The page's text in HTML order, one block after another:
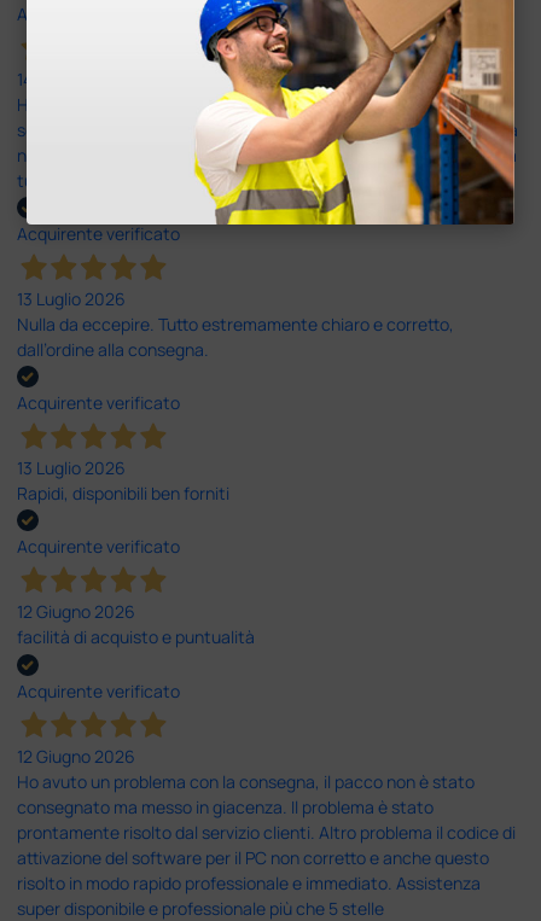
Acquirente verificato
14 Luglio 2026
Ho acquistato un ecografo da Doctor Shop e sono rimasto molto
soddisfatto dell'esperienza. Apparecchiatura di qualità, consegna
nei tempi previsti e un servizio clienti disponibile che ha risposto a
tutti i miei dubbi prima dell'acquisto. Consigliato
Acquirente verificato
13 Luglio 2026
Nulla da eccepire. Tutto estremamente chiaro e corretto,
dall’ordine alla consegna.
Acquirente verificato
13 Luglio 2026
Rapidi, disponibili ben forniti
Acquirente verificato
12 Giugno 2026
facilità di acquisto e puntualità
Acquirente verificato
12 Giugno 2026
Ho avuto un problema con la consegna, il pacco non è stato
consegnato ma messo in giacenza. Il problema è stato
prontamente risolto dal servizio clienti. Altro problema il codice di
attivazione del software per il PC non corretto e anche questo
risolto in modo rapido professionale e immediato. Assistenza
super disponibile e professionale più che 5 stelle